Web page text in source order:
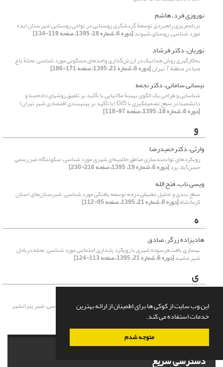
این وب سایت از کوکی ها برای اطمینان از ارائه بهترین
خدمات استفاده می کند.
متوجه شدم
نوروزی فرد، هاشم
برنامه‌ریزی راهبردی توسعۀ گردشگری روستایی در نواحی روستایی شهرستان ایذه
مورد شناسی: روستای شیوند[دوره 6، شماره 18، 1395، صفحه 119-134]
نوریان، دکتر فرشاد
به‌کارگیری روش هدانیک در ارزش‌گذاری واحدهای مسکونی مورد شناسی: محلۀ باغ
صبا در منطقۀ 7 تهران [دوره 6، شماره 21، 1395، صفحه 171-186]
نیسانی سامانی، دکتر نجمه
شناسایی و طراحی یک الگوی بهینۀ مکانیابی با تأکید بر تلفیق روش‎های داده‌‌مبنا و
دانش‎مبنا در سطح تصمیم‎گیری با GIS )با تأکید بر پهنه‎بندی اقتصادی شهر تهران(
[دوره 6، شماره 18، 1395، صفحه 97-118]
و
وارثی، دکترحمیدرضا
رویکردهای توانمندسازی مناطق حاشیه‌ای شهری مورد شناسی: سکونتگاه غیر رسمی
حسن‌آباد یزد[دوره 6، شماره 19، 1395، صفحه 216-230]
ویسی ناب، فتح الله
سطح بندی و تحلیل تطبیقی درجه توسعه یافتگی مورد شناسی: شهرستان‌های استان
کرمانشاه[دوره 6، شماره 21، 1395، صفحه 95-112]
ه
هادیزاده‌ زرگر، صادق
بهسازی بافت فرسوده شهری با رویکرد پایداری اجتماعی مورد شناسی: محله دریادل
شهر مشهد[دوره 6، شماره 21، 1395، صفحه 113-124]
ی
توزیع خدمات و امکانات شهری با رویکرد عدالت اجتماعی مورد شناسی: شهر پیرانشهر
[دوره 6، شماره 19، 1395، صفحه 55-70]
دسترسی سریع